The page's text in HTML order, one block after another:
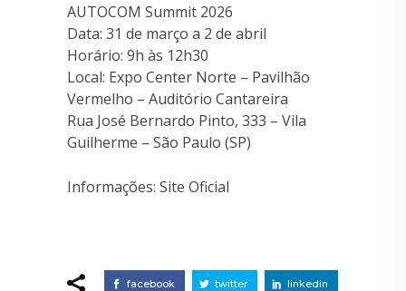
AUTOCOM Summit 2026
Data: 31 de março a 2 de abril
Horário: 9h às 12h30
Local: Expo Center Norte – Pavilhão
Vermelho – Auditório Cantareira
Rua José Bernardo Pinto, 333 – Vila
Guilherme – São Paulo (SP)
Informações: Site Oficial
facebook twitter linkedin